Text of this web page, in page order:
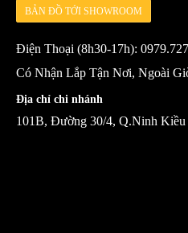
BẢN ĐỒ TỚI SHOWROOM
Điện Thoại (8h30-17h):
Có Nhận Lắp Tận Nơi, Ngoài
Địa chỉ chi nhánh
101B, Đường 30/4, Q.Ninh Kiều